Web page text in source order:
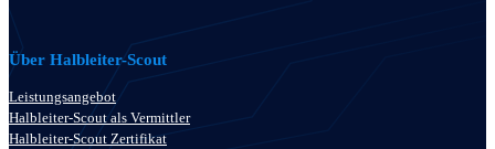
Über Halbleiter-Scout
Leistungsangebot
Halbleiter-Scout als Vermittler
Halbleiter-Scout Zertifikat